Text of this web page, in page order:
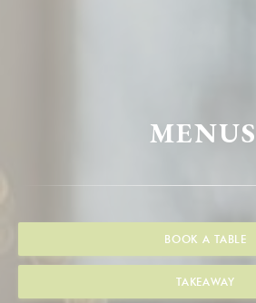
MENUS
BOOK A TABLE
TAKEAWAY